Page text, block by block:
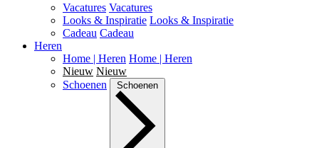
Vacatures Vacatures
Looks & Inspiratie Looks & Inspiratie
Cadeau Cadeau
Heren
Home | Heren Home | Heren
Nieuw Nieuw
Schoenen
Schoenen